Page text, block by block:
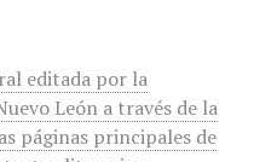
editada por la
León a través de la
páginas principales de